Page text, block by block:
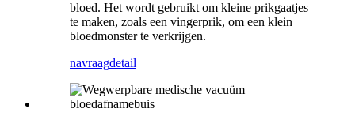
bloed. Het wordt gebruikt om kleine prikgaatjes
te maken, zoals een vingerprik, om een ​​klein
bloedmonster te verkrijgen.
navraagdetail